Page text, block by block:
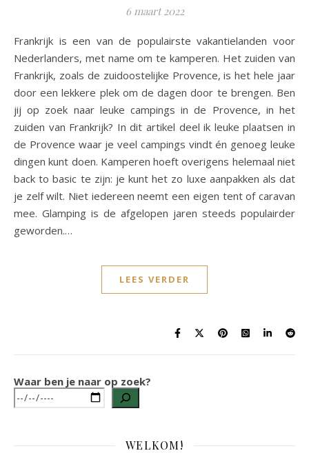
6 maart 2022
Frankrijk is een van de populairste vakantielanden voor
Nederlanders, met name om te kamperen. Het zuiden van
Frankrijk, zoals de zuidoostelijke Provence, is het hele jaar
door een lekkere plek om de dagen door te brengen. Ben
jij op zoek naar leuke campings in de Provence, in het
zuiden van Frankrijk? In dit artikel deel ik leuke plaatsen in
de Provence waar je veel campings vindt én genoeg leuke
dingen kunt doen. Kamperen hoeft overigens helemaal niet
back to basic te zijn: je kunt het zo luxe aanpakken als dat
je zelf wilt. Niet iedereen neemt een eigen tent of caravan
mee. Glamping is de afgelopen jaren steeds populairder
geworden.…
LEES VERDER
Waar ben je naar op zoek?
WELKOM!